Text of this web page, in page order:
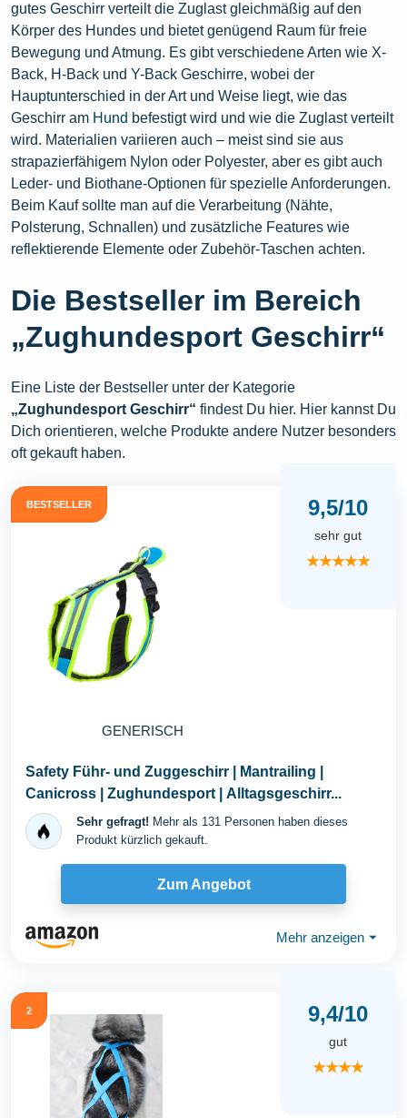
gutes Geschirr verteilt die Zuglast gleichmäßig auf den
Körper des Hundes und bietet genügend Raum für freie
Bewegung und Atmung. Es gibt verschiedene Arten wie X-
Back, H-Back und Y-Back Geschirre, wobei der
Hauptunterschied in der Art und Weise liegt, wie das
Geschirr am Hund befestigt wird und wie die Zuglast verteilt
wird. Materialien variieren auch – meist sind sie aus
strapazierfähigem Nylon oder Polyester, aber es gibt auch
Leder- und Biothane-Optionen für spezielle Anforderungen.
Beim Kauf sollte man auf die Verarbeitung (Nähte,
Polsterung, Schnallen) und zusätzliche Features wie
reflektierende Elemente oder Zubehör-Taschen achten.
Die Bestseller im Bereich
„Zughundesport Geschirr“
Eine Liste der Bestseller unter der Kategorie
„Zughundesport Geschirr“ findest Du hier. Hier kannst Du
Dich orientieren, welche Produkte andere Nutzer besonders
oft gekauft haben.
BESTSELLER
GENERISCH
9,5/10
sehr gut
★★★★★
Safety Führ- und Zuggeschirr | Mantrailing |
Canicross | Zughundesport | Alltagsgeschirr...
Sehr gefragt! Mehr als 131 Personen haben dieses
Produkt kürzlich gekauft.
Zum Angebot
Mehr anzeigen ⏷
2 9,4/10
gut
★★★★